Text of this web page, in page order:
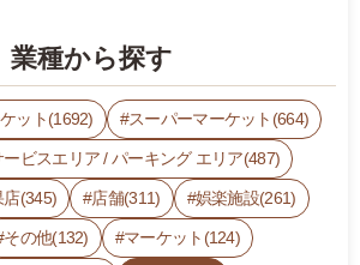
業種から探す
ット(1692) スーパーマーケット(664)
ービスエリア / パーキング エリア(487)
店(345) 店舗(311) 娯楽施設(261)
その他(132) マーケット(124)